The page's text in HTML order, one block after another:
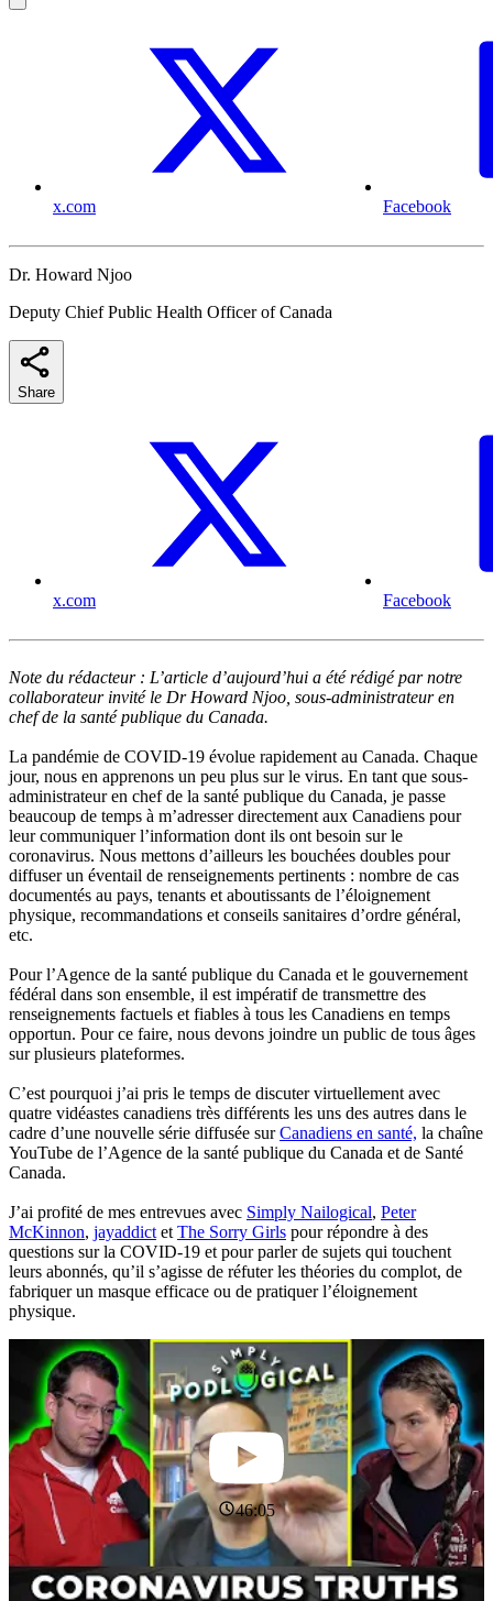
x.com Facebook
Dr. Howard Njoo
Deputy Chief Public Health Officer of Canada
Share
x.com Facebook
Note du rédacteur : L’article d’aujourd’hui a été rédigé par notre
collaborateur invité le Dr Howard Njoo, sous-administrateur en
chef de la santé publique du Canada.
La pandémie de COVID-19 évolue rapidement au Canada. Chaque
jour, nous en apprenons un peu plus sur le virus. En tant que sous-
administrateur en chef de la santé publique du Canada, je passe
beaucoup de temps à m’adresser directement aux Canadiens pour
leur communiquer l’information dont ils ont besoin sur le
coronavirus. Nous mettons d’ailleurs les bouchées doubles pour
diffuser un éventail de renseignements pertinents : nombre de cas
documentés au pays, tenants et aboutissants de l’éloignement
physique, recommandations et conseils sanitaires d’ordre général,
etc.
Pour l’Agence de la santé publique du Canada et le gouvernement
fédéral dans son ensemble, il est impératif de transmettre des
renseignements factuels et fiables à tous les Canadiens en temps
opportun. Pour ce faire, nous devons joindre un public de tous âges
sur plusieurs plateformes.
C’est pourquoi j’ai pris le temps de discuter virtuellement avec
quatre vidéastes canadiens très différents les uns des autres dans le
cadre d’une nouvelle série diffusée surCanadiens en santé, la chaîne
YouTube de l’Agence de la santé publique du Canada et de Santé
Canada.
J’ai profité de mes entrevues avec Simply Nailogical, Peter
McKinnon, jayaddictetThe Sorry Girls pour répondre à des
questions sur la COVID-19 et pour parler de sujets qui touchent
leurs abonnés, qu’il s’agisse de réfuter les théories du complot, de
fabriquer un masque efficace ou de pratiquer l’éloignement
physique.
46:05